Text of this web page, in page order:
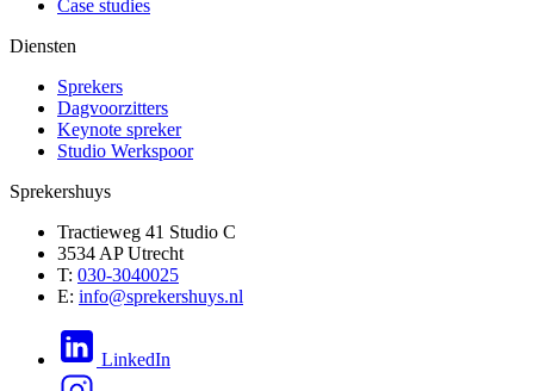
Case studies
Diensten
Sprekers
Dagvoorzitters
Keynote spreker
Studio Werkspoor
Sprekershuys
Tractieweg 41 Studio C
3534 AP Utrecht
T: 030-3040025
E: info@sprekershuys.nl
LinkedIn